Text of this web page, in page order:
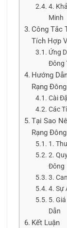
4.
Minh
Công Tắc
Tích Hợp
Ứng
Đông
Hướng
Rạng Đông
Cài
Các
Tại Sao
Rạng
1.
2.
Đông
3.
4. Sự
5.
Dẫn
Kết Luận